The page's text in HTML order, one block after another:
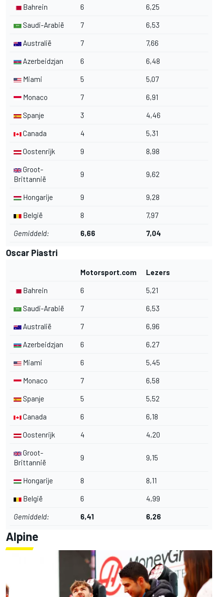
Bahrein 6 6,25
Saudi-Arabië 7 6,53
Australië 7 7,66
Azerbeidzjan 6 6,48
Miami 5 5,07
Monaco 7 6,91
Spanje 3 4,46
Canada 4 5,31
Oostenrijk 9 8,98
Groot-
Brittannië
9 9,62
Hongarije 9 9,28
België 8 7,97
Gemiddeld: 6,66 7,04
Oscar Piastri
Motorsport.com Lezers
Bahrein 6 5,21
Saudi-Arabië 7 6,53
Australië 7 6,96
Azerbeidzjan 6 6,27
Miami 6 5,45
Monaco 7 6,58
Spanje 5 5,52
Canada 6 6,18
Oostenrijk 4 4,20
Groot-
Brittannië
9 9,15
Hongarije 8 8,11
België 6 4,99
Gemiddeld: 6,41 6,26
Alpine